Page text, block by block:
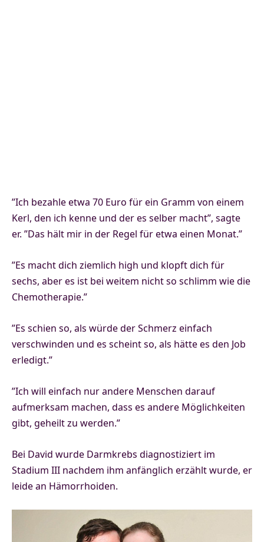
”Ich bezahle etwa 70 Euro für ein Gramm von einem
Kerl, den ich kenne und der es selber macht”, sagte
er. ”Das hält mir in der Regel für etwa einen Monat.”
”Es macht dich ziemlich high und klopft dich für
sechs, aber es ist bei weitem nicht so schlimm wie die
Chemotherapie.”
”Es schien so, als würde der Schmerz einfach
verschwinden und es scheint so, als hätte es den Job
erledigt.”
”Ich will einfach nur andere Menschen darauf
aufmerksam machen, dass es andere Möglichkeiten
gibt, geheilt zu werden.”
Bei David wurde Darmkrebs diagnostiziert im
Stadium III nachdem ihm anfänglich erzählt wurde, er
leide an Hämorrhoiden.